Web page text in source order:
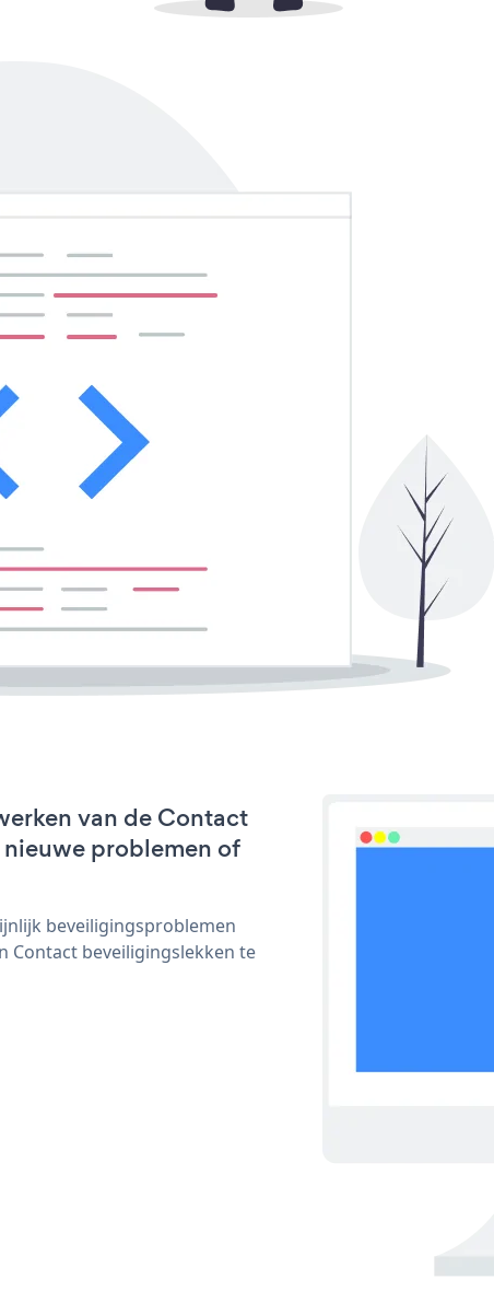
van de Contact
problemen of
beveiligingsproblemen
Contact beveiligingslekken te